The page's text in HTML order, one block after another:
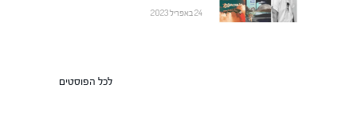
24 באפריל 2023
לכל הפוסטים